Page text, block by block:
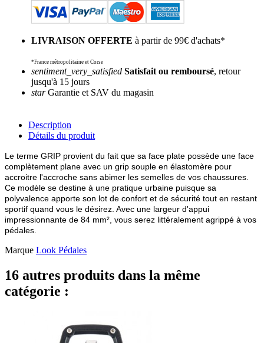
LIVRAISON OFFERTE à partir de 99€ d'achats*
*France métropolitaine et Corse
sentiment_very_satisfied Satisfait ou remboursé, retour
jusqu'à 15 jours
starGarantie et SAV du magasin
Description
Détails du produit
Le terme GRIP provient du fait que sa face plate possède une face
complètement plane avec un grip souple en élastomère pour
accroitre l'accroche sans abimer les semelles de vos chaussures.
Ce modèle se destine à une pratique urbaine puisque sa
polyvalence apporte son lot de confort et de sécurité tout en restant
sportif quand vous le désirez. Avec une largeur d'appui
impressionnante de 84 mm², vous serez littéralement agrippé à vos
pédales.
Marque Look Pédales
16 autres produits dans la même
catégorie :